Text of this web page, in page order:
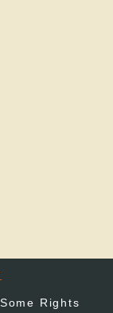
されて居る。
の御念持佛と
されて居る。
二天各二軀
一隅に陳列寳
る。何れも木
Rights